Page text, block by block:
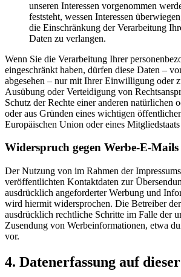
unseren Interessen vorgenommen
feststeht, wessen Interessen
die Einschränkung der Verarbeitung
Daten zu verlangen.
Wenn Sie die Verarbeitung Ihrer
eingeschränkt haben, dürfen diese Daten –
abgesehen – nur mit Ihrer Einwilligung oder
Ausübung oder Verteidigung von
Schutz der Rechte einer anderen natürlichen
oder aus Gründen eines wichtigen
Europäischen Union oder eines
Widerspruch gegen Werbe-E-Mails
Der Nutzung von im Rahmen der
veröffentlichten Kontaktdaten zur
ausdrücklich angeforderter Werbung und
wird hiermit widersprochen. Die Betreiber
ausdrücklich rechtliche Schritte im Falle der
Zusendung von Werbeinformationen, etwa
vor.
4. Datenerfassung auf